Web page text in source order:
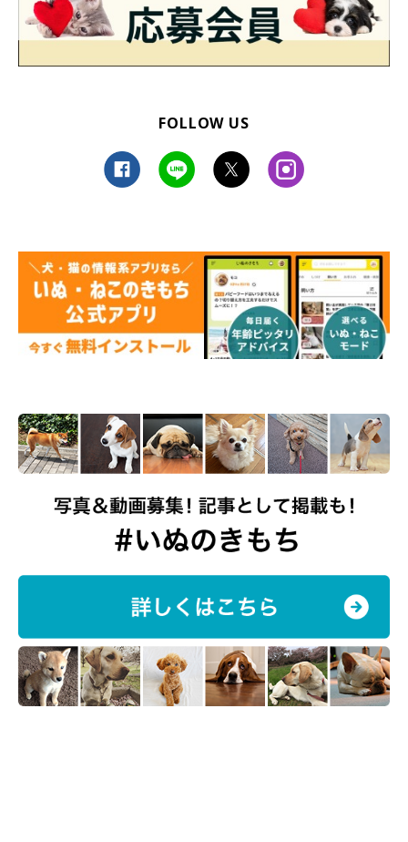
FOLLOW US